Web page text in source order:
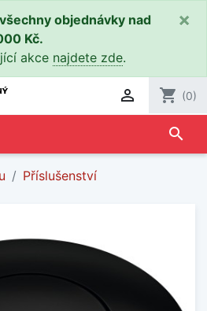
objednávky nad
Kč.
akce najdete zde.
×
 shopping_cart (0)
search
Příslušenství